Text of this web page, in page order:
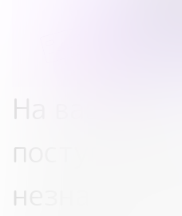
На вашу
поступили